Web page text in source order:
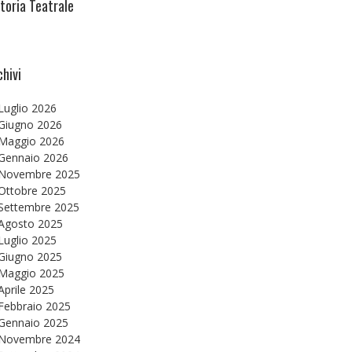
Teatrale
2026
2026
2026
2026
2025
2025
2025
2025
2025
2025
2025
2025
2025
2025
2024